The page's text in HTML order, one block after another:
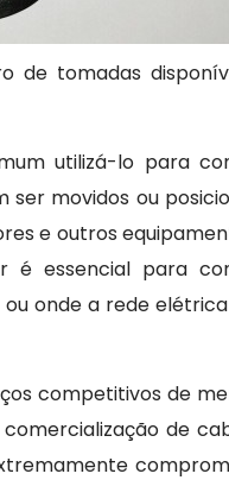
de tomadas
utilizá-lo para
movidos ou
e outros
é essencial para
onde a rede
competitivos de
de